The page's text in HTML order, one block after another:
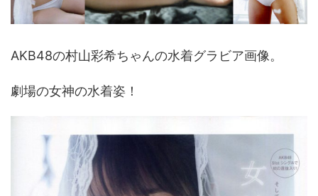
AKB48の村山彩希ちゃんの水着グラビア画像。
劇場の女神の水着姿！